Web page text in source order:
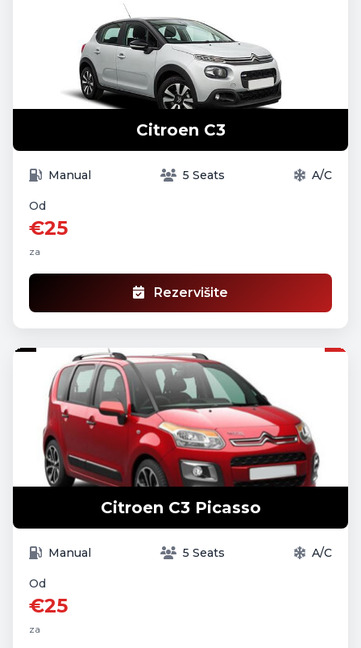
Citroen C3
Manual 5 Seats A/C
Od
€25
za
Rezervišite
Citroen C3 Picasso
Manual 5 Seats A/C
Od
€25
za